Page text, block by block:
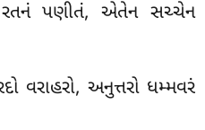
રતનં પણીતં, એતેન સચ્ચેન
વરાહરો, અનુત્તરો ધમ્મવરં